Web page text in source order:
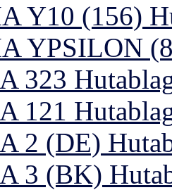
Y10 (156)
YPSILON
323
121
2 (DE)
3 (BK)